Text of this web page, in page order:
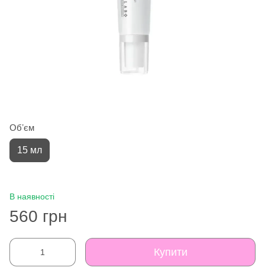
Обʼєм
15 мл
В наявності
560 грн
Купити